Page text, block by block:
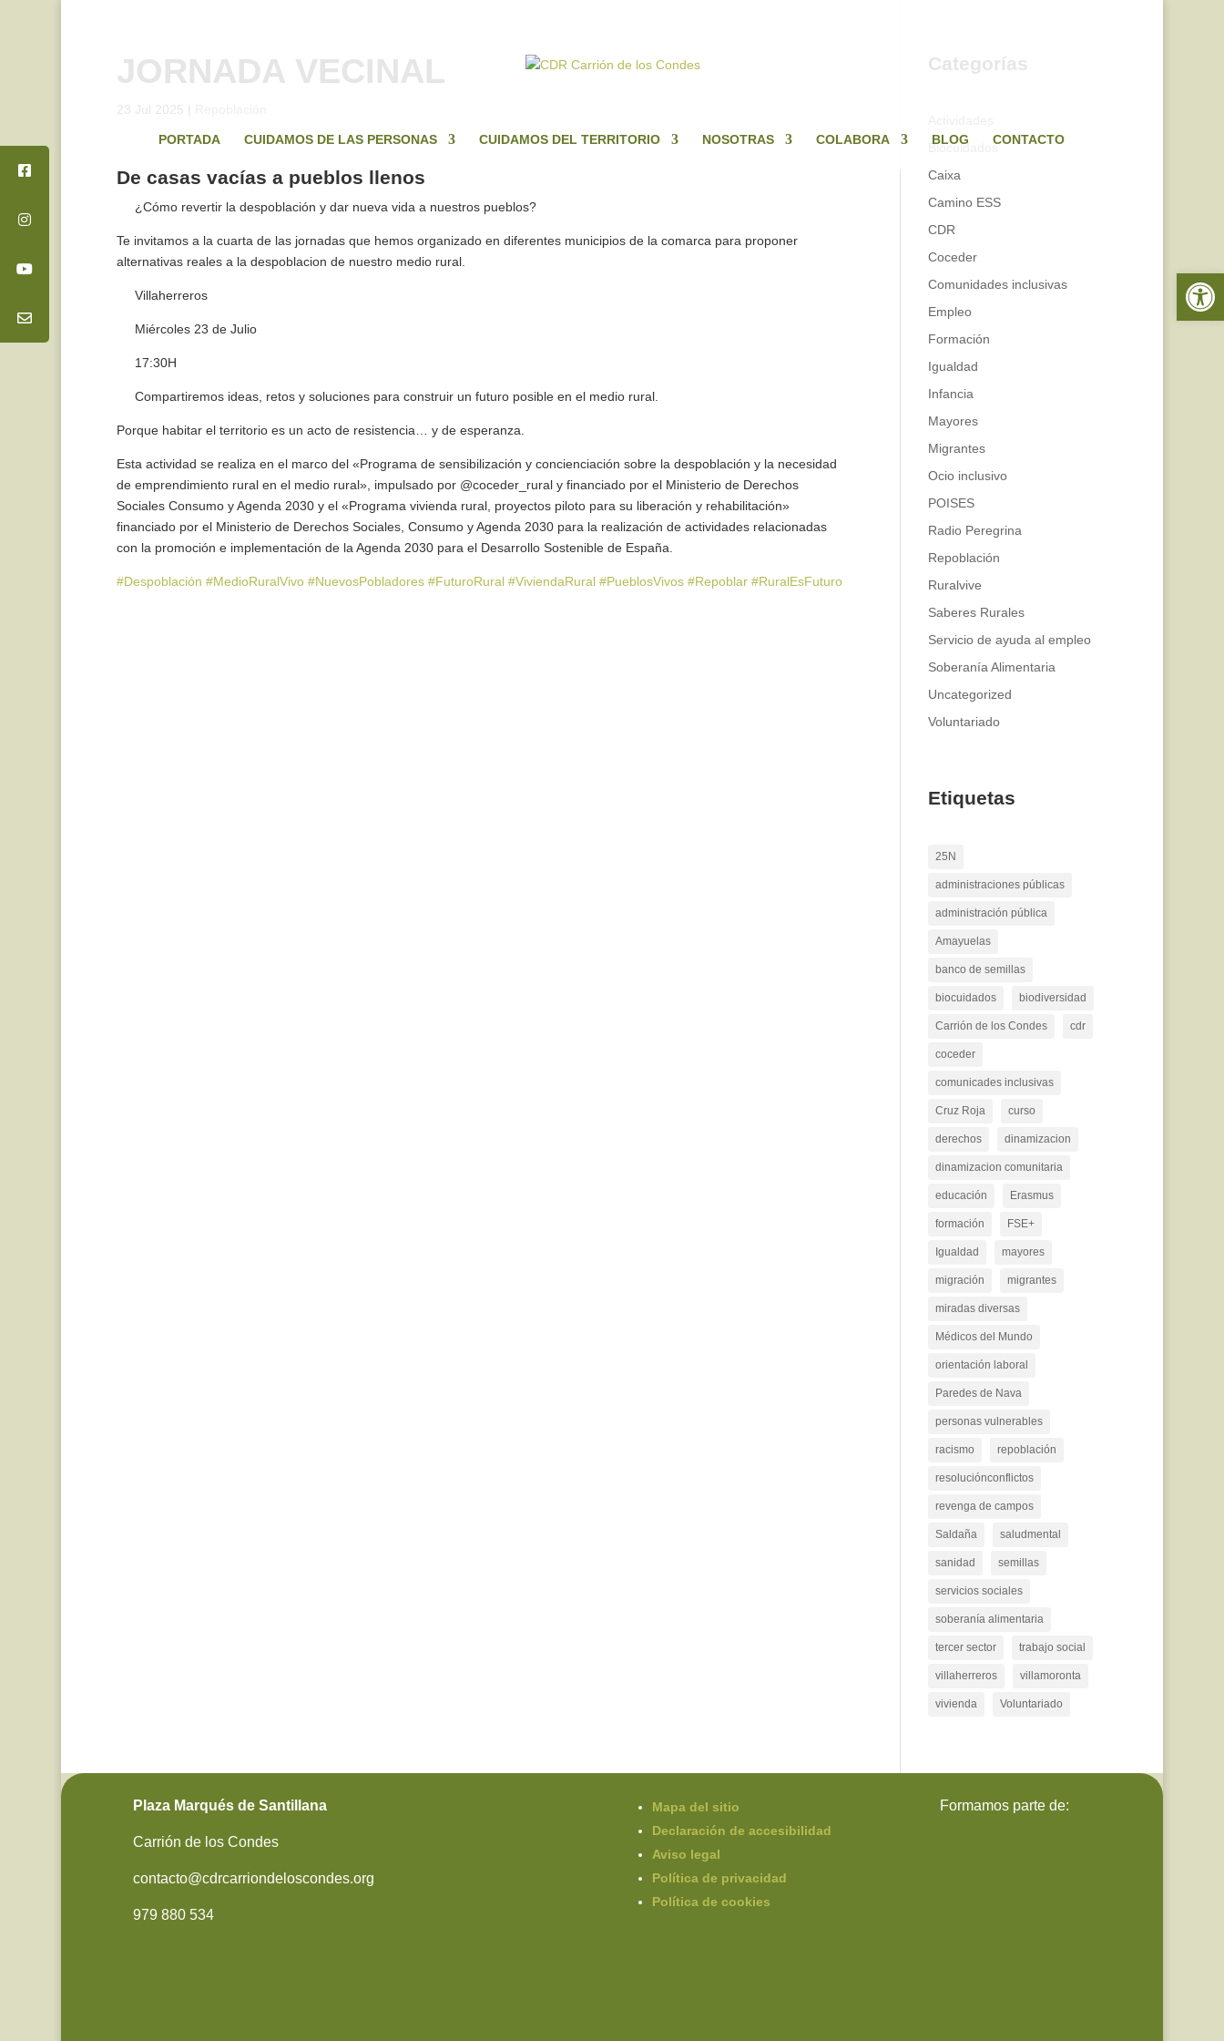
PORTADA CUIDAMOS DE LAS PERSONAS CUIDAMOS DEL TERRITORIO NOSOTRAS COLABORA BLOG CONTACTO
JORNADA VECINAL
23 Jul 2025
De casas vacías a pueblos llenos
¿Cómo revertir la despoblación y dar nueva vida a nuestros pueblos?
Te invitamos a la cuarta de las jornadas que hemos organizado en diferentes municipios de la comarca para proponer
alternativas reales a la despoblacion de nuestro medio rural.
Villaherreros
Miércoles 23 de Julio
17:30H
Compartiremos ideas, retos y soluciones para construir un futuro posible en el medio rural.
Porque habitar el territorio es un acto de resistencia… y de esperanza.
Esta actividad se realiza en el marco del «Programa de sensibilización y concienciación sobre la despoblación y la necesidad
de emprendimiento rural en el medio rural», impulsado por @coceder_rural y financiado por el Ministerio de Derechos
Sociales Consumo y Agenda 2030 y el «Programa vivienda rural, proyectos piloto para su liberación y rehabilitación»
financiado por el Ministerio de Derechos Sociales, Consumo y Agenda 2030 para la realización de actividades relacionadas
con la promoción e implementación de la Agenda 2030 para el Desarrollo Sostenible de España.
#Despoblación #MedioRuralVivo #NuevosPobladores #FuturoRural #ViviendaRural #PueblosVivos #Repoblar #RuralEsFuturo
Categorías
Biocuidados
Caixa
Camino ESS
CDR
Coceder
Comunidades inclusivas
Empleo
Formación
Igualdad
Infancia
Mayores
Migrantes
Ocio inclusivo
POISES
Radio Peregrina
Repoblación
Ruralvive
Saberes Rurales
Servicio de ayuda al empleo
Soberanía Alimentaria
Uncategorized
Voluntariado
Etiquetas
25N
administraciones públicas
administración pública
Amayuelas
banco de semillas
biocuidados biodiversidad
Carrión de los Condes cdr
coceder
comunicades inclusivas
Cruz Roja curso
derechos dinamizacion
dinamizacion comunitaria
educación Erasmus
formación FSE+
Igualdad mayores
migración migrantes
miradas diversas
Médicos del Mundo
orientación laboral
Paredes de Nava
personas vulnerables
racismo repoblación
resoluciónconflictos
revenga de campos
Saldaña saludmental
sanidad semillas
servicios sociales
soberanía alimentaria
tercer sector trabajo social
villaherreros villamoronta
vivienda Voluntariado
Plaza Marqués de Santillana
Carrión de los Condes
contacto@cdrcarriondeloscondes.org
979 880 534
Mapa del sitio
Declaración de accesibilidad
Aviso legal
Política de privacidad
Política de cookies
Formamos parte de:
Abrir